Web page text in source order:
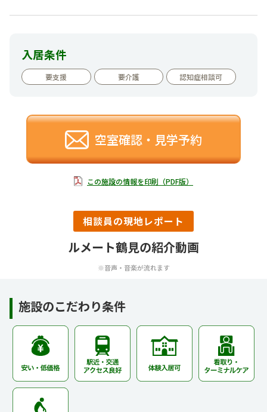
入居条件
要支援 要介護 認知症相談可
空室確認・見学予約
この施設の情報を印刷（PDF版）
相談員の現地レポート
ルメート鶴見の紹介動画
※音声・音楽が流れます
施設のこだわり条件